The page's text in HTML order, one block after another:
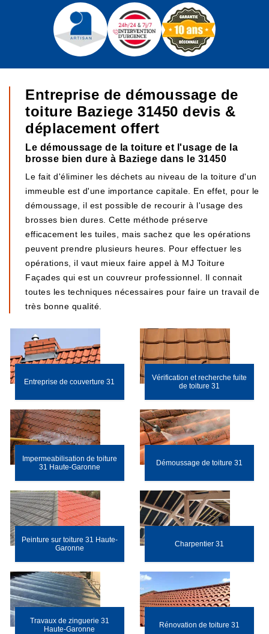
Entreprise de démoussage de
toiture Baziege 31450 devis &
déplacement offert
Le démoussage de la toiture et l'usage de la
brosse bien dure à Baziege dans le 31450
Le fait d'éliminer les déchets au niveau de la toiture d'un
immeuble est d'une importance capitale. En effet, pour le
démoussage, il est possible de recourir à l'usage des
brosses bien dures. Cette méthode préserve
efficacement les tuiles, mais sachez que les opérations
peuvent prendre plusieurs heures. Pour effectuer les
opérations, il vaut mieux faire appel à MJ Toiture
Façades qui est un couvreur professionnel. Il connait
toutes les techniques nécessaires pour faire un travail de
très bonne qualité.
Entreprise de couverture 31
Vérification et recherche fuite
de toiture 31
Impermeabilisation de toiture
31 Haute-Garonne
Démoussage de toiture 31
Peinture sur toiture 31 Haute-
Garonne
Charpentier 31
Travaux de zinguerie 31
Haute-Garonne
Rénovation de toiture 31